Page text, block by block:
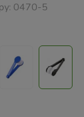
0470-5